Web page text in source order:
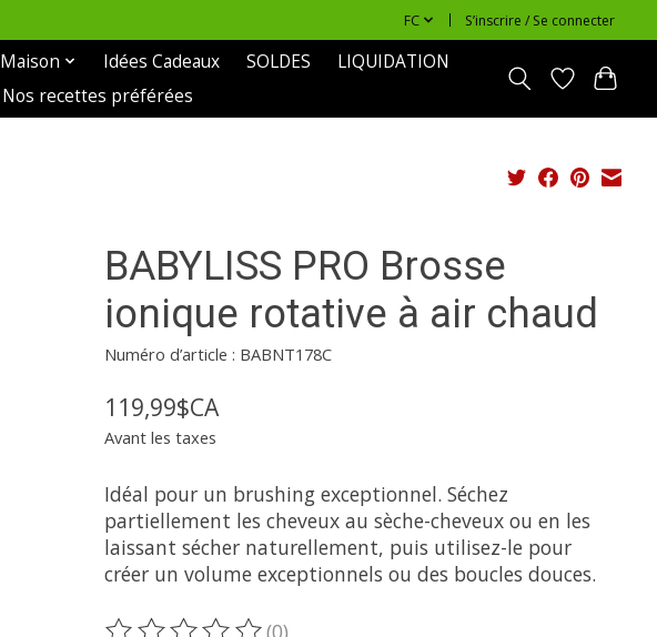
FC S’inscrire / Se connecter
Maison Idées Cadeaux SOLDES
LIQUIDATION
Nos recettes préférées
BABYLISS PRO Brosse
ionique rotative à air chaud
Numéro d’article : BABNT178C
119,99$CA
Avant les taxes
Idéal pour un brushing exceptionnel. Séchez
partiellement les cheveux au sèche-cheveux ou en les
laissant sécher naturellement, puis utilisez-le pour
créer un volume exceptionnels ou des boucles douces.